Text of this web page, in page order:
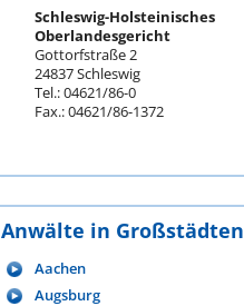
Schleswig-Holsteinisches
Oberlandesgericht
Gottorfstraße 2
24837 Schleswig
Tel.: 04621/86-0
Fax.: 04621/86-1372
Anwälte in Großstädten
Aachen
Augsburg